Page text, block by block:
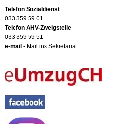
Telefon Sozialdienst
033 359 59 61
Telefon AHV-Zweigstelle
033 359 59 51
e-mail - Mail ins Sekretariat